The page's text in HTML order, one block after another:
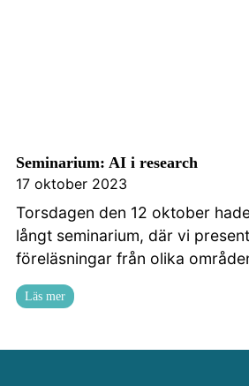
Seminarium: AI i research
17 oktober 2023
Torsdagen den 12 oktober
långt seminarium, där vi
föreläsningar från olika
Läs mer